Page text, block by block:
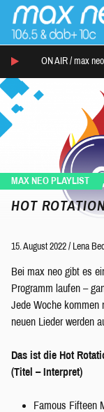
ON AIR / max neo
MAX NEO PLAYLIST
HOT
15. August 2022 / Lena
Bei max neo gibt es
Programm laufen –
Jede Woche kommen
neuen Lieder werden
Das ist die Hot
(Titel – Interpret)
Famous Fifteen